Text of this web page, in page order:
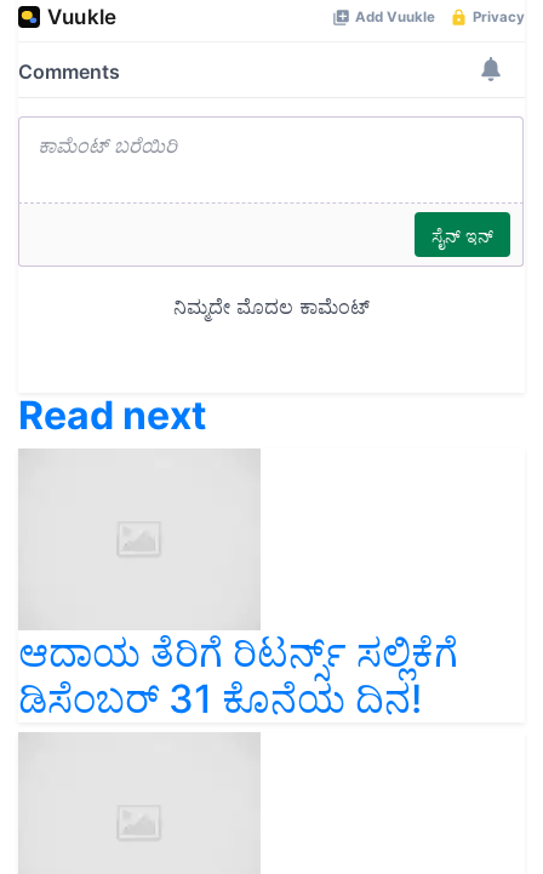
Read next
ಆದಾಯ ತೆರಿಗೆ ರಿಟರ್ನ್ಸ್ ಸಲ್ಲಿಕೆಗೆ
ಡಿಸೆಂಬರ್ 31 ಕೊನೆಯ ದಿನ!